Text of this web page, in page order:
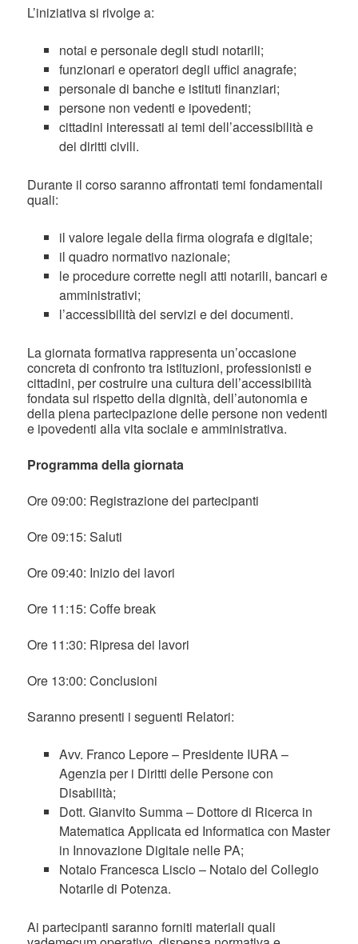
L’iniziativa si rivolge a:
notai e personale degli studi notarili;
funzionari e operatori degli uffici anagrafe;
personale di banche e istituti finanziari;
persone non vedenti e ipovedenti;
cittadini interessati ai temi dell’accessibilità e
dei diritti civili.
Durante il corso saranno affrontati temi fondamentali
quali:
il valore legale della firma olografa e digitale;
il quadro normativo nazionale;
le procedure corrette negli atti notarili, bancari e
amministrativi;
l’accessibilità dei servizi e dei documenti.
La giornata formativa rappresenta un’occasione
concreta di confronto tra istituzioni, professionisti e
cittadini, per costruire una cultura dell’accessibilità
fondata sul rispetto della dignità, dell’autonomia e
della piena partecipazione delle persone non vedenti
e ipovedenti alla vita sociale e amministrativa.
Programma della giornata
Ore 09:00: Registrazione dei partecipanti
Ore 09:15: Saluti
Ore 09:40: Inizio dei lavori
Ore 11:15: Coffe break
Ore 11:30: Ripresa dei lavori
Ore 13:00: Conclusioni
Saranno presenti i seguenti Relatori:
Avv. Franco Lepore – Presidente IURA –
Agenzia per i Diritti delle Persone con
Disabilità;
Dott. Gianvito Summa – Dottore di Ricerca in
Matematica Applicata ed Informatica con Master
in Innovazione Digitale nelle PA;
Notaio Francesca Liscio – Notaio del Collegio
Notarile di Potenza.
Ai partecipanti saranno forniti materiali quali